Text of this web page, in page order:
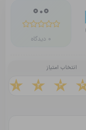
0.0
0 دیدگاه
انتخاب امتیاز
1 2 3 4